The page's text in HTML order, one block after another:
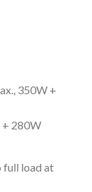
350W +
+ 280W
full load at